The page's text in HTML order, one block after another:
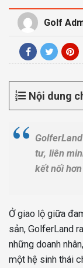
Golf
Nội dung
tư, liên
kết nối
Ở giao lộ giữa
sản, GolferLand
những doanh
một hệ sinh thái